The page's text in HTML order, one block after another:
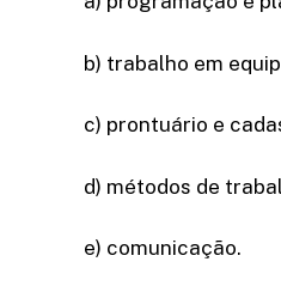
b) trabalho em
c) prontuário e
d) métodos de
e) comunicação.